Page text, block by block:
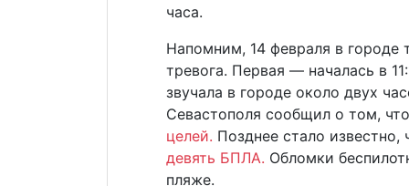
часа.
Напомним, 14 февраля в
тревога. Первая — началась в
звучала в городе около двух
Севастополя сообщил о том,
целей. Позднее стало
девять БПЛА. Обломки
пляже.